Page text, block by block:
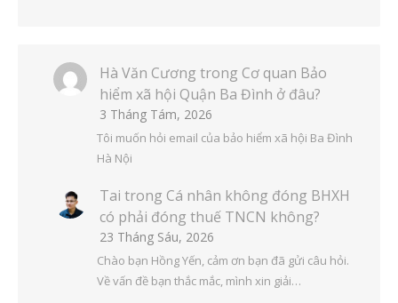
Hà Văn Cương trong Cơ quan Bảo
hiểm xã hội Quận Ba Đình ở đâu?
3 Tháng Tám, 2026
Tôi muốn hỏi email của bảo hiểm xã hội Ba Đình
Hà Nội
Tai trong Cá nhân không đóng BHXH
có phải đóng thuế TNCN không?
23 Tháng Sáu, 2026
Chào bạn Hồng Yến, cảm ơn bạn đã gửi câu hỏi.
Về vấn đề bạn thắc mắc, mình xin giải…